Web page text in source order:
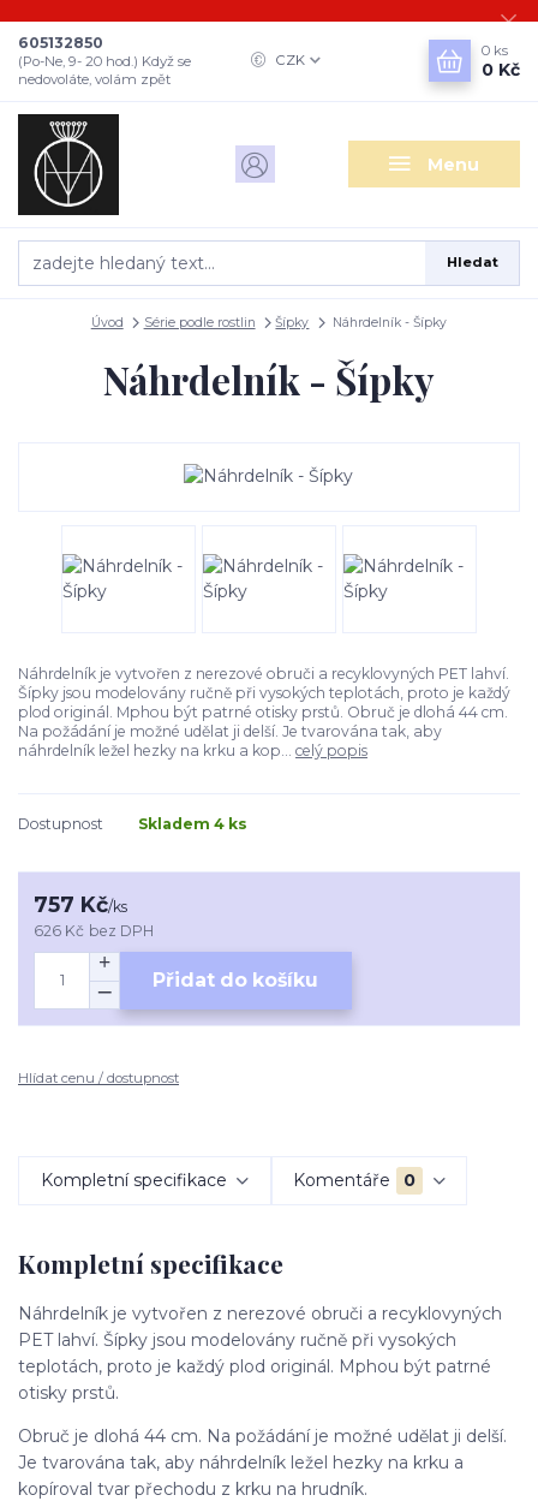
Menu
CZK
Hledat
605132850
(Po-Ne, 9- 20 hod.) Když se
nedovoláte, volám zpět
0 ks
0 Kč
Úvod Série podle rostlin Šípky Náhrdelník - Šípky
Náhrdelník - Šípky
Náhrdelník je vytvořen z nerezové obruči a recyklovyných PET lahví.
Šípky jsou modelovány ručně při vysokých teplotách, proto je každý
plod originál. Mphou být patrné otisky prstů. Obruč je dlohá 44 cm.
Na požádání je možné udělat ji delší. Je tvarována tak, aby
náhrdelník ležel hezky na krku a kop... celý popis
Dostupnost Skladem 4 ks
757 Kč/ks
626 Kč bez DPH
Přidat do košíku
Hlídat cenu / dostupnost
Kompletní specifikace Komentáře 0
Kompletní specifikace
Náhrdelník je vytvořen z nerezové obruči a recyklovyných
PET lahví. Šípky jsou modelovány ručně při vysokých
teplotách, proto je každý plod originál. Mphou být patrné
otisky prstů.
Obruč je dlohá 44 cm. Na požádání je možné udělat ji delší.
Je tvarována tak, aby náhrdelník ležel hezky na krku a
kopíroval tvar přechodu z krku na hrudník.